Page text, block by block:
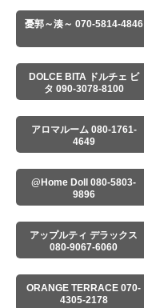
憂郭～湊～ 070-5814-4846
DOLCE BITA ドルチェ ビ
タ 090-3078-8100
アロマルーム 080-1761-
4649
@Home Doll 080-5803-
9896
アップルティ デラックス
080-9067-6060
ORANGE TERRACE 070-
4305-2178